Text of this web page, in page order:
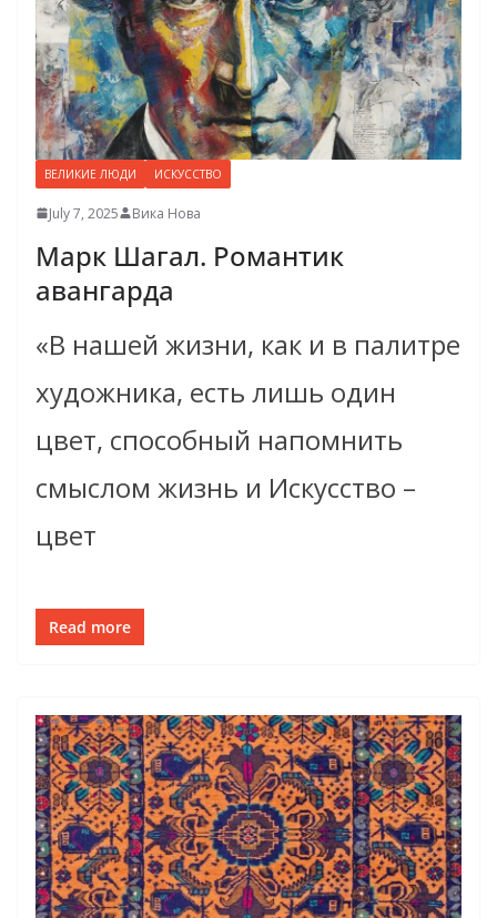
ВЕЛИКИЕ ЛЮДИ ИСКУССТВО
July 7, 2025 Вика Нова
Марк Шагал. Романтик
авангарда
«В нашей жизни, как и в палитре
художника, есть лишь один
цвет, способный напомнить
смыслом жизнь и Искусство –
цвет
Read more